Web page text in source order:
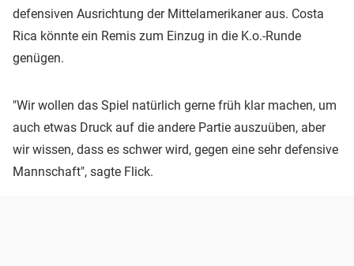
defensiven Ausrichtung der Mittelamerikaner aus. Costa
Rica könnte ein Remis zum Einzug in die K.o.-Runde
genügen.
"Wir wollen das Spiel natürlich gerne früh klar machen, um
auch etwas Druck auf die andere Partie auszuüben, aber
wir wissen, dass es schwer wird, gegen eine sehr defensive
Mannschaft", sagte Flick.